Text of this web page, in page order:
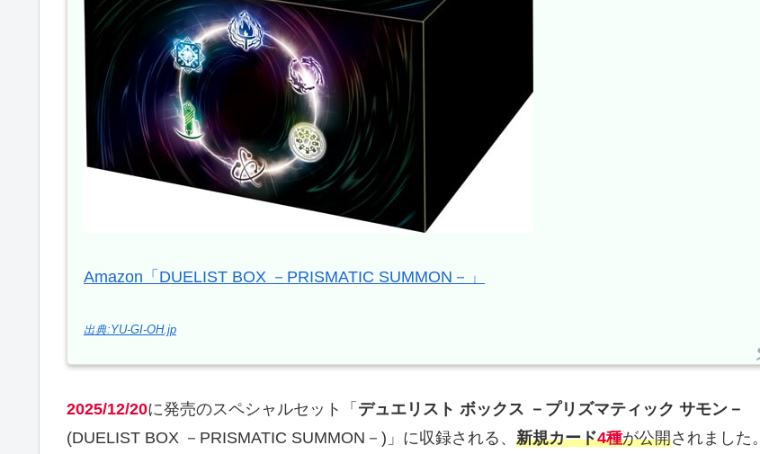
Amazon「DUELIST BOX －PRISMATIC SUMMON－」
出典:YU-GI-OH.jp
2025/12/20に発売のスペシャルセット「 デュエリスト ボックス －プリズマティック サモン－
(DUELIST BOX －PRISMATIC SUMMON－)」に収録される、 新規カード4種が公開されました。